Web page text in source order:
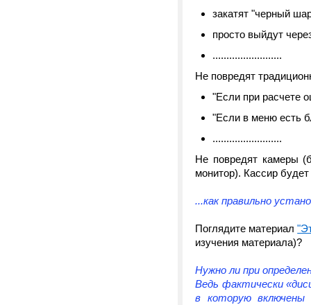
закатят "черный
просто выйдут
.........................
Не повредят
"Если при расчете
"Если в меню есть
.........................
Не повредят камеры
монитор). Кассир
...как правильно
Поглядите материал
изучения материала)?
Нужно ли при
Ведь фактически
в которую включены